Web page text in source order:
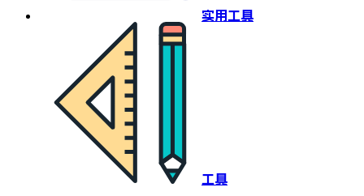
实用工具
工具